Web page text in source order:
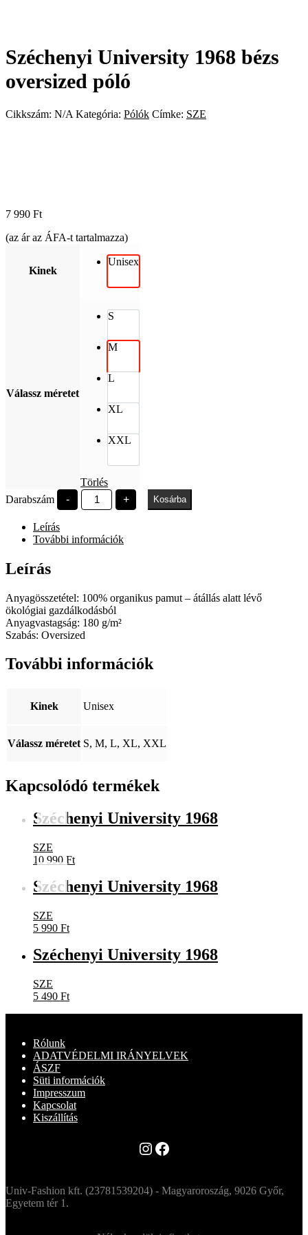
Széchenyi University 1968 bézs
oversized póló
Cikkszám: N/A Kategória: Pólók Címke: SZE
7 990 Ft
(az ár az ÁFA-t tartalmazza)
Kinek
Unisex
Válassz méretet
S
M
L
XL
XXL
Törlés
Darabszám
-
Széchenyi
University
oversized
+ Kosárba
Leírás
További információk
Leírás
Anyagösszetétel: 100% organikus pamut – átállás alatt lévő
ökológiai gazdálkodásból
Anyagvastagság: 180 g/m²
Szabás: Oversized
További információk
Kinek Unisex
Válassz méretet S, M, L, XL, XXL
Kapcsolódó termékek
Széchenyi University 1968
SZE
10 990 Ft
Széchenyi University 1968
SZE
5 990 Ft
Széchenyi University 1968
SZE
5 490 Ft
Rólunk
ADATVÉDELMI IRÁNYELVEK
ÁSZF
Süti információk
Impresszum
Kapcsolat
Kiszállítás
Instagram
Facebook
Univ-Fashion kft. (23781539204) - Magyaroroszág, 9026 Győr,
Egyetem tér 1.